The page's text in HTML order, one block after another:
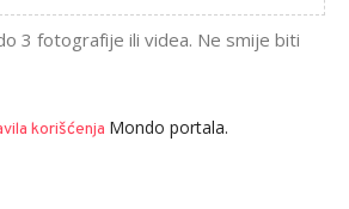
3 fotografije ili videa. Ne smije biti
korišćenja Mondo portala.